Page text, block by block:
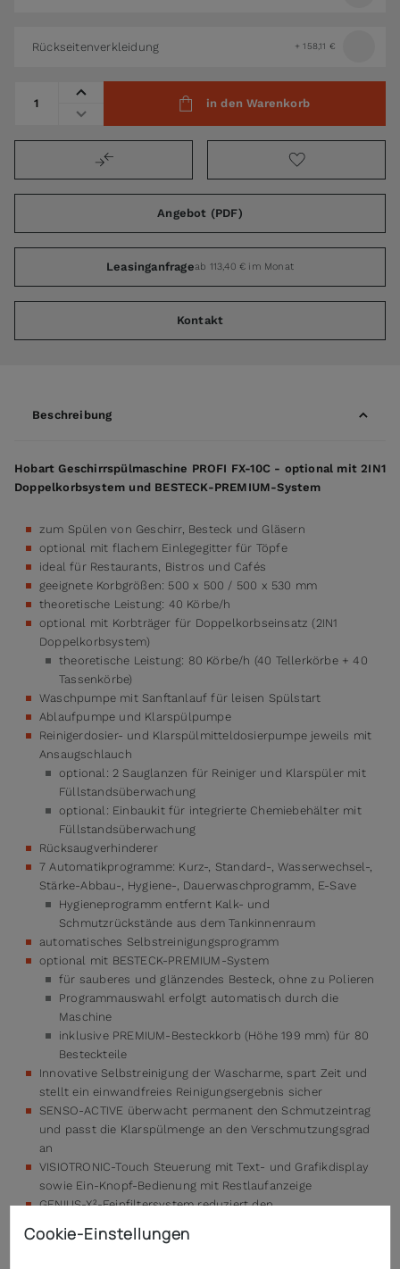
Rückseitenverkleidung + 158,11 €
in den Warenkorb
Angebot (PDF)
Leasinganfrageab 113,40 € im Monat
Kontakt
Beschreibung
Hobart Geschirrspülmaschine PROFI FX-10C - optional mit 2IN1
Doppelkorbsystem und BESTECK-PREMIUM-System
zum Spülen von Geschirr, Besteck und Gläsern
optional mit flachem Einlegegitter für Töpfe
ideal für Restaurants, Bistros und Cafés
geeignete Korbgrößen: 500 x 500 / 500 x 530 mm
theoretische Leistung: 40 Körbe/h
optional mit Korbträger für Doppelkorbseinsatz (2IN1
Doppelkorbsystem)
theoretische Leistung: 80 Körbe/h (40 Tellerkörbe + 40
Tassenkörbe)
Waschpumpe mit Sanftanlauf für leisen Spülstart
Ablaufpumpe und Klarspülpumpe
Reinigerdosier- und Klarspülmitteldosierpumpe jeweils mit
Ansaugschlauch
optional: 2 Sauglanzen für Reiniger und Klarspüler mit
Füllstandsüberwachung
optional: Einbaukit für integrierte Chemiebehälter mit
Füllstandsüberwachung
Rücksaugverhinderer
7 Automatikprogramme: Kurz-, Standard-, Wasserwechsel-,
Stärke-Abbau-, Hygiene-, Dauerwaschprogramm, E-Save
Hygieneprogramm entfernt Kalk- und
Schmutzrückstände aus dem Tankinnenraum
automatisches Selbstreinigungsprogramm
optional mit BESTECK-PREMIUM-System
für sauberes und glänzendes Besteck, ohne zu Polieren
Programmauswahl erfolgt automatisch durch die
Maschine
inklusive PREMIUM-Besteckkorb (Höhe 199 mm) für 80
Besteckteile
Innovative Selbstreinigung der Wascharme, spart Zeit und
stellt ein einwandfreies Reinigungsergebnis sicher
SENSO-ACTIVE überwacht permanent den Schmutzeintrag
und passt die Klarspülmenge an den Verschmutzungsgrad
an
VISIOTRONIC-Touch Steuerung mit Text- und Grafikdisplay
sowie Ein-Knopf-Bedienung mit Restlaufanzeige
GENIUS-X²-Feinfiltersystem reduziert den
SmartConnect App (5 Jahre kostenlos): Ermöglicht die
Cookie-Einstellungen